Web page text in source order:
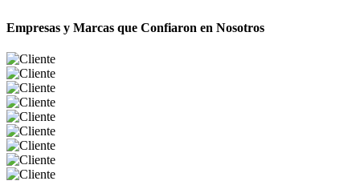
Empresas y Marcas que Confiaron en Nosotros